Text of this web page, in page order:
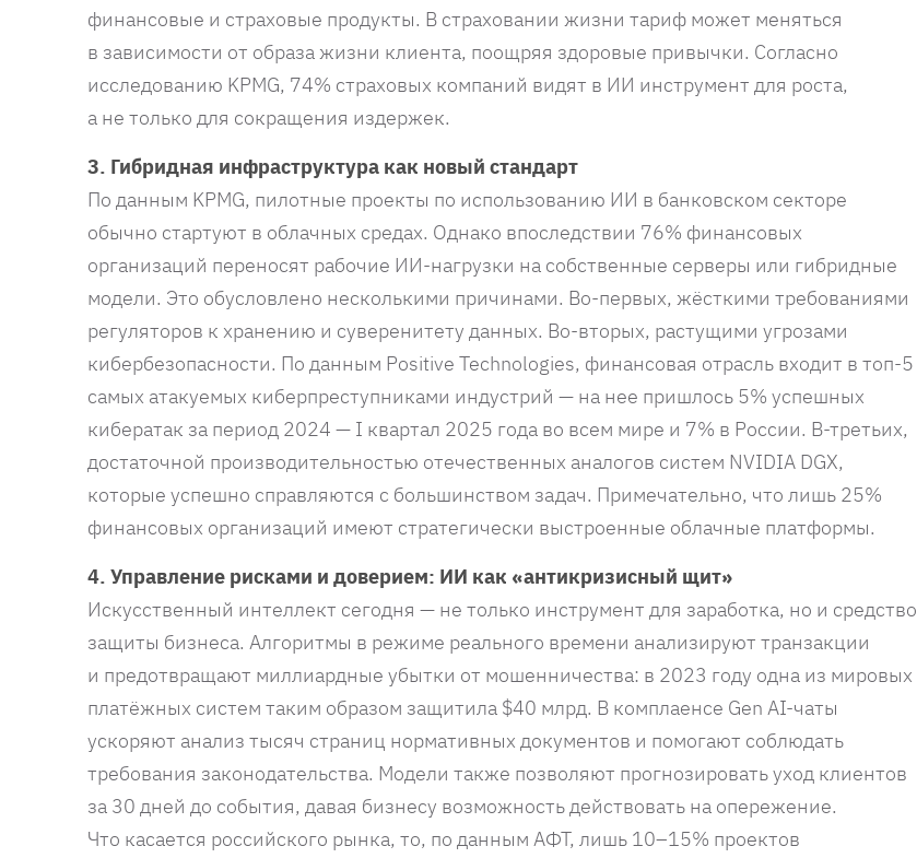
финансовые и страховые продукты. В страховании жизни тариф может меняться
в зависимости от образа жизни клиента, поощряя здоровые привычки. Согласно
исследованию KPMG, 74% страховых компаний видят в ИИ инструмент для роста,
а не только для сокращения издержек.
3. Гибридная инфраструктура как новый стандарт
По данным KPMG, пилотные проекты по использованию ИИ в банковском секторе
обычно стартуют в облачных средах. Однако впоследствии 76% финансовых
организаций переносят рабочие ИИ-нагрузки на собственные серверы или гибридные
модели. Это обусловлено несколькими причинами. Во-первых, жёсткими требованиями
регуляторов к хранению и суверенитету данных. Во-вторых, растущими угрозами
кибербезопасности. По данным Positive Technologies, финансовая отрасль входит в топ-5
самых атакуемых киберпреступниками индустрий — на нее пришлось 5% успешных
кибератак за период 2024 — I квартал 2025 года во всем мире и 7% в России. В-третьих,
достаточной производительностью отечественных аналогов систем NVIDIA DGX,
которые успешно справляются с большинством задач. Примечательно, что лишь 25%
финансовых организаций имеют стратегически выстроенные облачные платформы.
4. Управление рисками и доверием: ИИ как «антикризисный щит»
Искусственный интеллект сегодня — не только инструмент для заработка, но и средство
защиты бизнеса. Алгоритмы в режиме реального времени анализируют транзакции
и предотвращают миллиардные убытки от мошенничества: в 2023 году одна из мировых
платёжных систем таким образом защитила $40 млрд. В комплаенсе Gen AI-чаты
ускоряют анализ тысяч страниц нормативных документов и помогают соблюдать
требования законодательства. Модели также позволяют прогнозировать уход клиентов
за 30 дней до события, давая бизнесу возможность действовать на опережение.
Что касается российского рынка, то, по данным АФТ, лишь 10–15% проектов